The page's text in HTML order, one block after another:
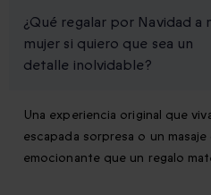
¿Qué regalar por Navidad a
mujer si quiero que sea un
detalle inolvidable?
Una experiencia original que
escapada sorpresa o un
emocionante que un regalo